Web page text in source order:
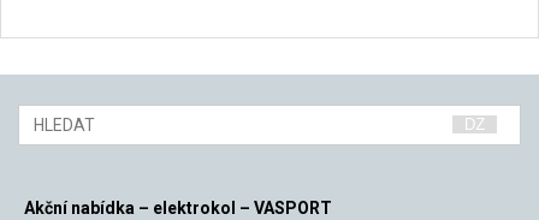
Akční nabídka – elektrokol – VASPORT